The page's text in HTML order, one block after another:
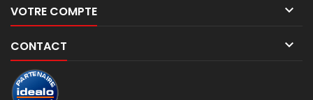
VOTRE COMPTE 
CONTACT 